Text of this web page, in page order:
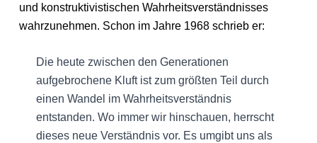
und konstruktivistischen Wahrheitsverständnisses
wahrzunehmen. Schon im Jahre 1968 schrieb er:
Die heute zwischen den Generationen
aufgebrochene Kluft ist zum größten Teil durch
einen Wandel im Wahrheitsverständnis
entstanden. Wo immer wir hinschauen, herrscht
dieses neue Verständnis vor. Es umgibt uns als